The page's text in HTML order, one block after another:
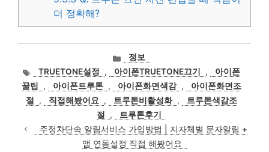
더 정확해?
카
테
고
리
정보
태
그
TRUETONE설정 , 아이폰TRUETONE끄기 ,
아이폰
꿀팁
, 아이폰트루톤 , 아이폰화면색감 ,
아이폰화면조
절
, 직접해봤어요 , 트루톤비활성화 ,
트루톤색감조
절
,
트루톤후기
주정차단속 알림서비스 가입방법 | 지자체별 문자알림 +
앱 연동설정 직접 해봤어요